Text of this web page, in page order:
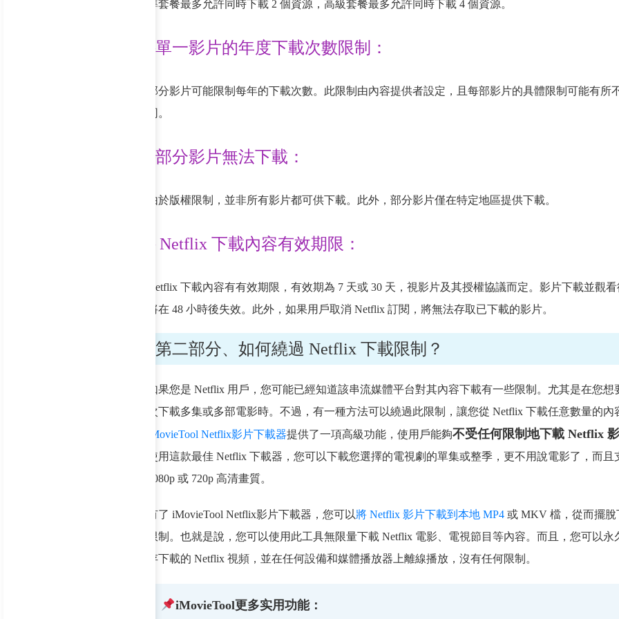
準套餐最多允許同時下載 2 個資源，高級套餐最多允許同時下載 4 個資源。
–單一影片的年度下載次數限制：
部分影片可能限制每年的下載次數。此限制由內容提供者設定，且每部影片的具體限制可能有所
同。
–部分影片無法下載：
由於版權限制，並非所有影片都可供下載。此外，部分影片僅在特定地區提供下載。
– Netflix 下載內容有效期限：
Netflix 下載內容有有效期限，有效期為 7 天或 30 天，視影片及其授權協議而定。影片下載並觀看
將在 48 小時後失效。此外，如果用戶取消 Netflix 訂閱，將無法存取已下載的影片。
第二部分、如何繞過 Netflix 下載限制？
如果您是 Netflix 用戶，您可能已經知道該串流媒體平台對其內容下載有一些限制。尤其是在您想
次下載多集或多部電影時。不過，有一種方法可以繞過此限制，讓您從 Netflix 下載任意數量的內
iMovieTool Netflix影片下載器提供了一項高級功能，使用戶能夠不受任何限制地下載 Netflix
使用這款最佳 Netflix 下載器，您可以下載您選擇的電視劇的單集或整季，更不用說電影了，而且
1080p 或 720p 高清畫質。
有了 iMovieTool Netflix影片下載器，您可以將 Netflix 影片下載到本地 MP4 或 MKV 檔，從而擺脫
限制。也就是說，您可以使用此工具無限量下載 Netflix 電影、電視節目等內容。而且，您可以永
存下載的 Netflix 視頻，並在任何設備和媒體播放器上離線播放，沒有任何限制。
iMovieTool更多实用功能：